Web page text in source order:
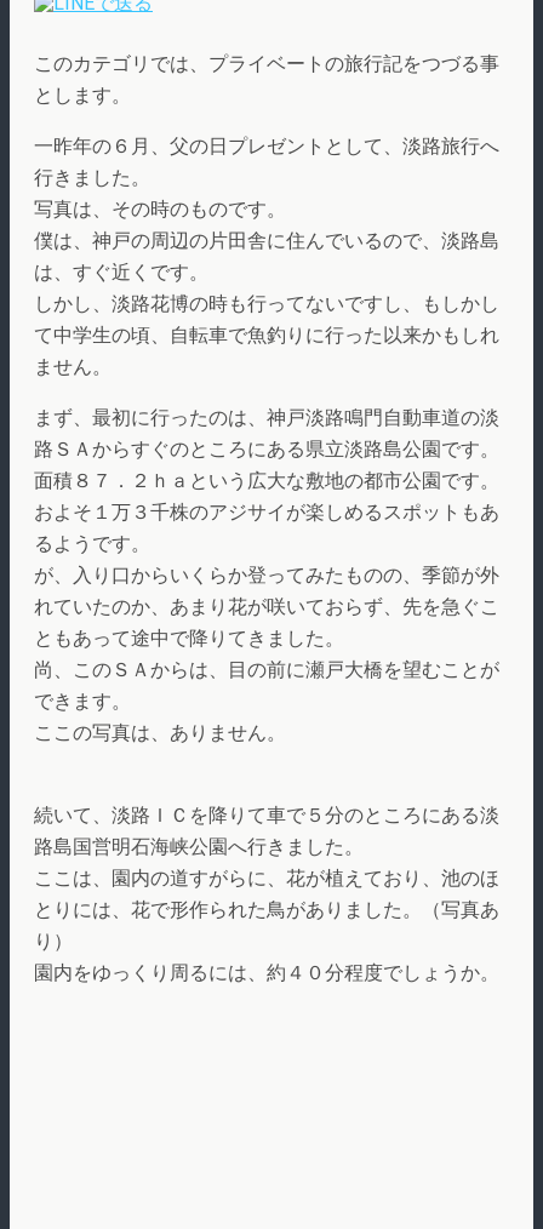
このカテゴリでは、プライベートの旅行記をつづる事
とします。
一昨年の６月、父の日プレゼントとして、淡路旅行へ
行きました。
写真は、その時のものです。
僕は、神戸の周辺の片田舎に住んでいるので、淡路島
は、すぐ近くです。
しかし、淡路花博の時も行ってないですし、もしかし
て中学生の頃、自転車で魚釣りに行った以来かもしれ
ません。
まず、最初に行ったのは、神戸淡路鳴門自動車道の淡
路ＳＡからすぐのところにある県立淡路島公園です。
面積８７．２ｈａという広大な敷地の都市公園です。
およそ１万３千株のアジサイが楽しめるスポットもあ
るようです。
が、入り口からいくらか登ってみたものの、季節が外
れていたのか、あまり花が咲いておらず、先を急ぐこ
ともあって途中で降りてきました。
尚、このＳＡからは、目の前に瀬戸大橋を望むことが
できます。
ここの写真は、ありません。
続いて、淡路ＩＣを降りて車で５分のところにある淡
路島国営明石海峡公園へ行きました。
ここは、園内の道すがらに、花が植えており、池のほ
とりには、花で形作られた鳥がありました。（写真あ
り）
園内をゆっくり周るには、約４０分程度でしょうか。